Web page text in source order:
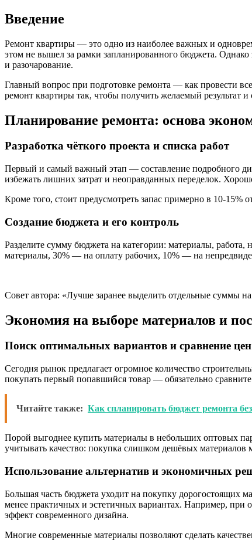
Введение
Ремонт квартиры — это одно из наиболее важных и
этом не вышел за рамки запланированного бюджета.
и разочарование.
Главный вопрос при подготовке ремонта — как провести
ремонт квартиры так, чтобы получить желаемый результат
Планирование ремонта: основа
Разработка чёткого проекта и списка работ
Первый и самый важный этап — составление подробного
избежать лишних затрат и неоправданных переделок.
Кроме того, стоит предусмотреть запас примерно в 10-
Создание бюджета и его контроль
Разделите сумму бюджета на категории: материалы,
материалы, 30% — на оплату рабочих, 10% — на
Совет автора: «Лучше заранее выделить отдельные суммы
Экономия на выборе материалов и
Поиск оптимальных вариантов и сравнение цен
Сегодня рынок предлагает огромное количество
покупать первый попавшийся товар — обязательно
Читайте также: Как спланировать бюджет ремонта
Порой выгоднее купить материалы в небольших оптовых
учитывать качество: покупка слишком дешёвых
Использование альтернатив и экономичных
Большая часть бюджета уходит на покупку дорогостоящих
менее практичных и эстетичных вариантах. Например, при
эффект современного дизайна.
Многие современные материалы позволяют сделать